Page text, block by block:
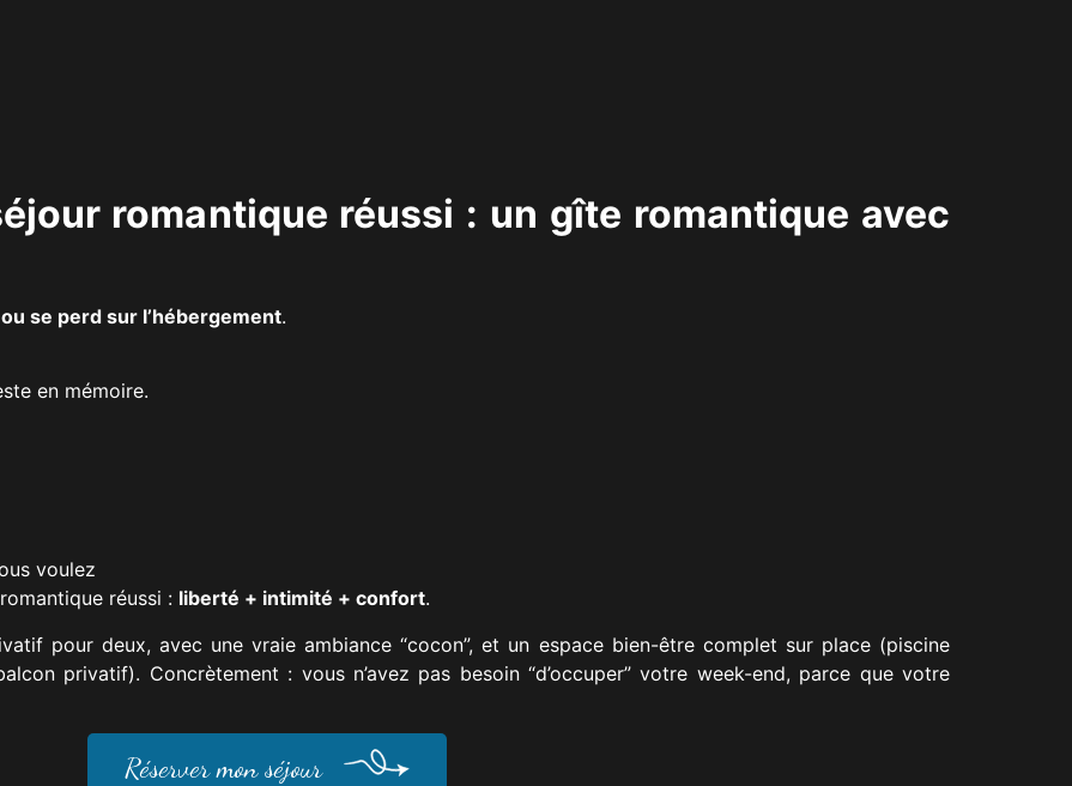
romantique réussi : un gîte romantique avec
se perd sur l’hébergement.
en mémoire.
voulez
réussi : liberté + intimité + confort.
pour deux, avec une vraie ambiance “cocon”, et un espace bien-être complet sur place (piscine
privatif). Concrètement : vous n’avez pas besoin “d’occuper” votre week-end, parce que votre
Réserver mon séjour